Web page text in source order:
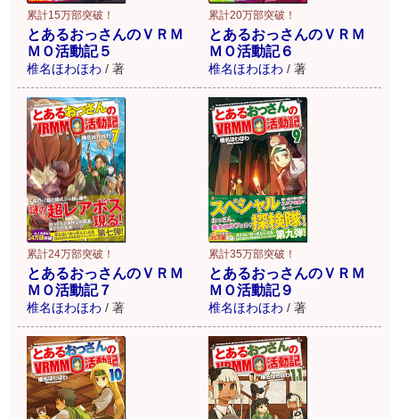
累計15万部突破！
とあるおっさんのＶＲＭ
ＭＯ活動記５
椎名ほわほわ / 著
累計20万部突破！
とあるおっさんのＶＲＭ
ＭＯ活動記６
椎名ほわほわ / 著
累計24万部突破！
とあるおっさんのＶＲＭ
ＭＯ活動記７
椎名ほわほわ / 著
累計35万部突破！
とあるおっさんのＶＲＭ
ＭＯ活動記９
椎名ほわほわ / 著